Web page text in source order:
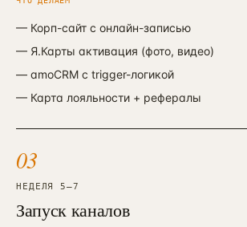
— Корп-сайт с онлайн-записью
— Я.Карты активация (фото, видео)
— amoCRM с trigger-логикой
— Карта лояльности + рефералы
03
НЕДЕЛЯ 5—7
Запуск каналов
Telegram
8 800 600·80·96